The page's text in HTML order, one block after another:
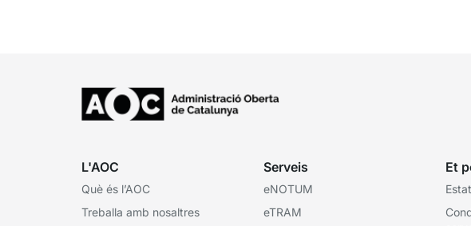
L'AOC
Què és l’AOC
Treballa amb nosaltres
Serveis
eNOTUM
eTRAM
Et